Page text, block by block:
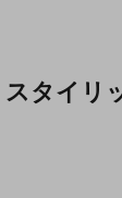
タイリ